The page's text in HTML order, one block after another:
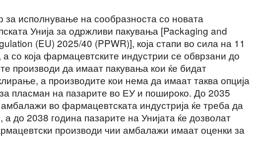
за исполнување на сообразноста со новата
Унија за одржливи пакувања [Packaging and
(EU) 2025/40 (PPWR)], која стапи во сила на 11
со која фармацевтските индустрии се обврзани до
производи да имаат пакувања кои ќе бидат
а производите кои нема да имаат таква опција
пласман на пазарите во ЕУ и пошироко. До 2035
во фармацевтската индустрија ќе треба да
а до 2038 година пазарите на Унијата ќе дозволат
производи чии амбалажи имаат оценки за